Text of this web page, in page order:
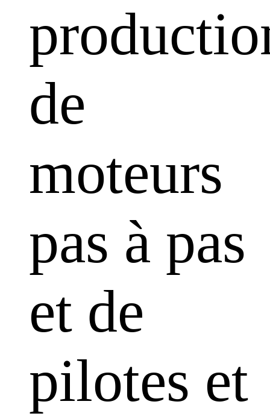
de
moteurs
pas à pas
et de
pilotes et